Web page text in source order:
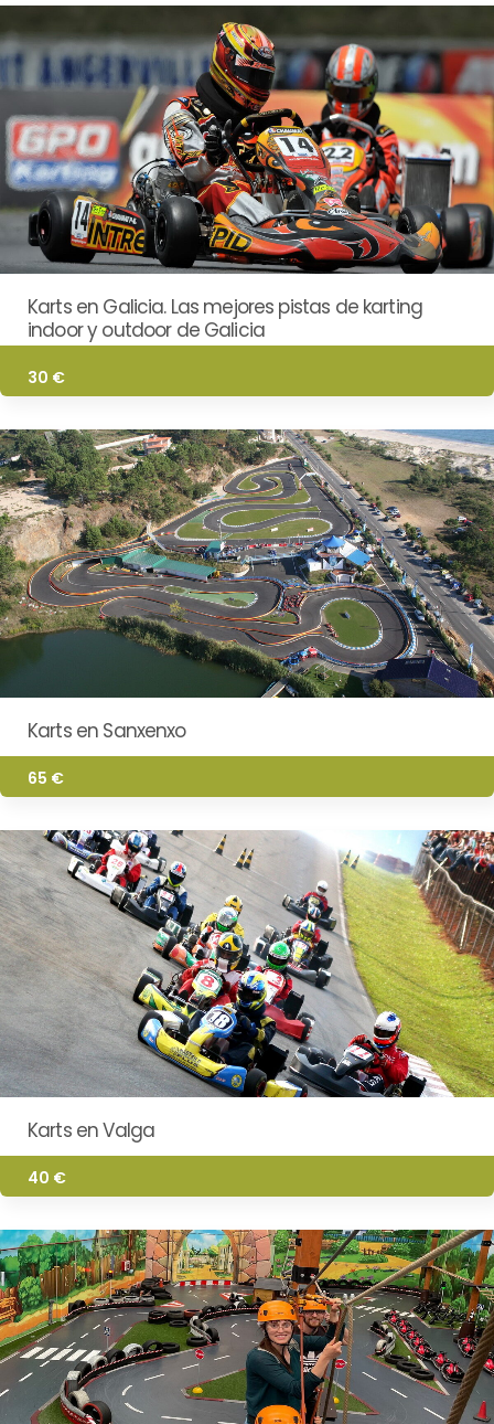
Karts en Galicia. Las mejores pistas de karting
indoor y outdoor de Galicia
30 €
Karts en Sanxenxo
65 €
Karts en Valga
40 €